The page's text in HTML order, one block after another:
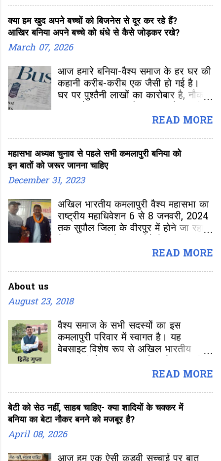
तस्वीर बदल रही है- बनिया के बेटे दुकान
छोड़कर नौकरी की
क्या हम खुद अपने बच्चों को बिजनेस से दूर कर रहे हैं?
आखिर बनिया अपने बच्चे को धंधे से कैसे जोड़कर रखे?
March 07, 2026
आज हमारे बनिया-वैश्य समाज के हर घर की
कहानी करीब-करीब एक जैसी हो गई है।
घर पर पुश्तैनी लाखों का कारोबार है, नौकर-
मील दूर किसी शहर में फाइल लेकर बॉस के
जमा-जमाया बिजनेस छोड़, कुछ हजार की
नौकरी के पीछे भाग रहा है। कंपनी के दिए
टार्गेट पूरे करने के लिए कंप्यूटर की स्क्रीन
पर दिन-रात आंखें गड़ाए बैठा है और किराए
रहा है। अगर अपना मकान-गाड़ी ले भी ली,
तो EMI के चक्कर में रिटायर होने तक
गुलामी करने को मजबूर है।
READ MORE
महासभा अध्यक्ष चुनाव से पहले सभी कमलापुरी बनिया को
इन बातों को जरूर जानना चाहिए
December 31, 2023
अखिल भारतीय कमलापुरी वैश्य महासभा का
राष्ट्रीय महाधिवेशन 6 से 8 जनवरी, 2024
तक सुपौल जिला के वीरपुर में होने जा रहा
अखिल भारतीय कमलापुरी वैश्य महासभा की
इस बैठक में मुख्य रूप से अध्यक्ष का चुनाव
READ MORE
About us
August 23, 2018
वैश्य समाज के सभी सदस्यों का इस
कमलापुरी परिवार में स्वागत है। यह
वेबसाइट विशेष रूप से अखिल भारतीय
फैले हमारे समस्त स्वजातीय बंधुओं के लिए
वैश्य समाज के हर सदस्य को एक डिजिटल
मंच उपलब्ध कराना है, जहां हम अपनी जड़ों,
अपनी संस्कृति और अपने गौरवशाली इतिहास
को साझा कर सकें। हमारा मुख्य उद्देश्य:-
दूरियों को मिटाकर कमलापुरी परिवार के
READ MORE
बेटी को सेठ नहीं, साहब चाहिए- क्या शादियों के चक्कर में
बनिया का बेटा नौकर बनने को मजबूर है?
April 08, 2026